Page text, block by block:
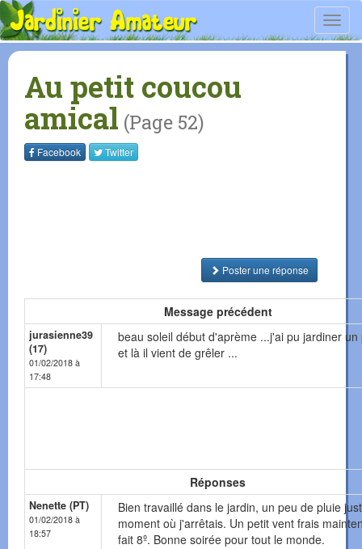
Au petit coucou
amical (Page 52)
Facebook Twitter
Poster une réponse
Message précédent
jurasienne39
(17)
01/02/2018 à
17:48
beau soleil début d'aprème ...j'ai pu jardiner un
et là il vient de grêler ...
Réponses
Nenette (PT)
01/02/2018 à
18:57
Bien travaillé dans le jardin, un peu de pluie
moment où j'arrêtais. Un petit vent frais
fait 8º. Bonne soirée pour tout le monde.